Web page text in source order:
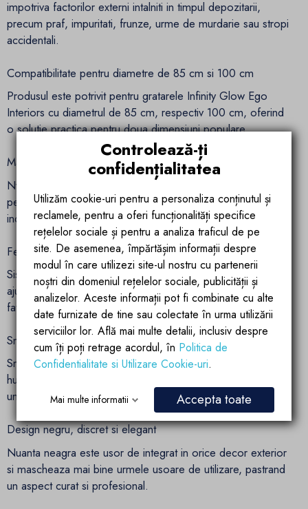
impotriva factorilor externi intalniti in timpul depozitarii,
precum praf, impuritati, frunze, urme de murdarie sau stropi
accidentali.
Compatibilitate pentru diametre de 85 cm si 100 cm
Produsul este potrivit pentru gratarele Infinity Glow Ego
Interiors cu diametrul de 85 cm, respectiv 100 cm, oferind
o solutie practica pentru doua dimensiuni populare.
Material din nylon usor si practic
Nylonul este un material flexibil, usor de manevrat si potrivit
pentru o husa de protectie care trebuie montata si
indepartata rapid, fara complicatii.
Fermoar pentru utilizare comoda
Sistemul cu fermoar faciliteaza imbracarea gratarului,
ajutand la o fixare corecta si la o utilizare mai confortabila
fata de o husa simpla, fara deschidere laterala.
Snur inferior pentru stabilitate sporita
Snurul de strangere din partea de jos permite ajustarea
husei in jurul bazei gratarului, oferind o fixare mai sigura si
un aspect mai bine asezat.
Design negru, discret si elegant
Nuanta neagra este usor de integrat in orice decor exterior
si mascheaza mai bine urmele usoare de utilizare, pastrand
un aspect curat si profesional.
Controlează-ți
confidențialitatea
Utilizăm cookie-uri pentru a personaliza conținutul și
reclamele, pentru a oferi funcționalități specifice
rețelelor sociale și pentru a analiza traficul de pe
site. De asemenea, împărtășim informații despre
modul în care utilizezi site-ul nostru cu partenerii
noștri din domeniul rețelelor sociale, publicității și
analizelor. Aceste informații pot fi combinate cu alte
date furnizate de tine sau colectate în urma utilizării
serviciilor lor. Află mai multe detalii, inclusiv despre
cum îți poți retrage acordul, în Politica de
Confidentialitate si Utilizare Cookie-uri.
Mai multe informatii Accepta toate